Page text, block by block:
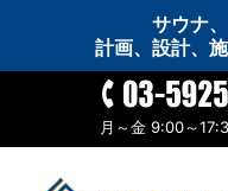
サウナ
計画、設計、
月～金 9:00～